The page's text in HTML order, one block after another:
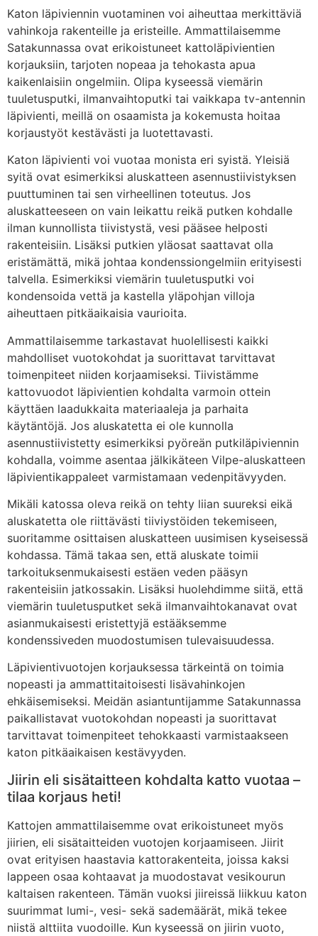
Katon läpiviennin vuotaminen voi aiheuttaa merkittäviä
vahinkoja rakenteille ja eristeille. Ammattilaisemme
Satakunnassa ovat erikoistuneet kattoläpivientien
korjauksiin, tarjoten nopeaa ja tehokasta apua
kaikenlaisiin ongelmiin. Olipa kyseessä viemärin
tuuletusputki, ilmanvaihtoputki tai vaikkapa tv-antennin
läpivienti, meillä on osaamista ja kokemusta hoitaa
korjaustyöt kestävästi ja luotettavasti.
Katon läpivienti voi vuotaa monista eri syistä. Yleisiä
syitä ovat esimerkiksi aluskatteen asennustiivistyksen
puuttuminen tai sen virheellinen toteutus. Jos
aluskatteeseen on vain leikattu reikä putken kohdalle
ilman kunnollista tiivistystä, vesi pääsee helposti
rakenteisiin. Lisäksi putkien yläosat saattavat olla
eristämättä, mikä johtaa kondenssiongelmiin erityisesti
talvella. Esimerkiksi viemärin tuuletusputki voi
kondensoida vettä ja kastella yläpohjan villoja
aiheuttaen pitkäaikaisia vaurioita.
Ammattilaisemme tarkastavat huolellisesti kaikki
mahdolliset vuotokohdat ja suorittavat tarvittavat
toimenpiteet niiden korjaamiseksi. Tiivistämme
kattovuodot läpivientien kohdalta varmoin ottein
käyttäen laadukkaita materiaaleja ja parhaita
käytäntöjä. Jos aluskatetta ei ole kunnolla
asennustiivistetty esimerkiksi pyöreän putkiläpiviennin
kohdalla, voimme asentaa jälkikäteen Vilpe-aluskatteen
läpivientikappaleet varmistamaan vedenpitävyyden.
Mikäli katossa oleva reikä on tehty liian suureksi eikä
aluskatetta ole riittävästi tiiviystöiden tekemiseen,
suoritamme osittaisen aluskatteen uusimisen kyseisessä
kohdassa. Tämä takaa sen, että aluskate toimii
tarkoituksenmukaisesti estäen veden pääsyn
rakenteisiin jatkossakin. Lisäksi huolehdimme siitä, että
viemärin tuuletusputket sekä ilmanvaihtokanavat ovat
asianmukaisesti eristettyjä estääksemme
kondenssiveden muodostumisen tulevaisuudessa.
Läpivientivuotojen korjauksessa tärkeintä on toimia
nopeasti ja ammattitaitoisesti lisävahinkojen
ehkäisemiseksi. Meidän asiantuntijamme Satakunnassa
paikallistavat vuotokohdan nopeasti ja suorittavat
tarvittavat toimenpiteet tehokkaasti varmistaakseen
katon pitkäaikaisen kestävyyden.
Jiirin eli sisätaitteen kohdalta katto vuotaa –
tilaa korjaus heti!
Kattojen ammattilaisemme ovat erikoistuneet myös
jiirien, eli sisätaitteiden vuotojen korjaamiseen. Jiirit
ovat erityisen haastavia kattorakenteita, joissa kaksi
lappeen osaa kohtaavat ja muodostavat vesikourun
kaltaisen rakenteen. Tämän vuoksi jiireissä liikkuu katon
suurimmat lumi-, vesi- sekä sademäärät, mikä tekee
niistä alttiita vuodoille. Kun kyseessä on jiirin vuoto,